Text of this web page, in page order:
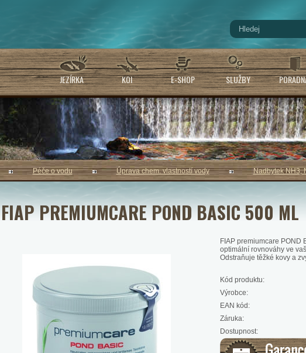
JEZÍRKA KOI E-SHOP SLUŽBY
Péče o vodu Úprava chem. vlastností vody Nadbytek NH3,
FIAP PREMIUMCARE POND BASIC 500 ML
FIAP premiumcare POND
optimální rovnováhy ve
Odstraňuje těžké kovy a
Kód produktu:
Výrobce:
EAN kód:
Záruka:
Dostupnost: